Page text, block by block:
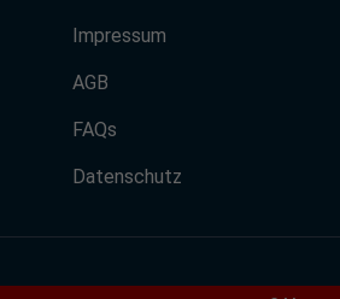
Impressum
AGB
FAQs
Datenschutz